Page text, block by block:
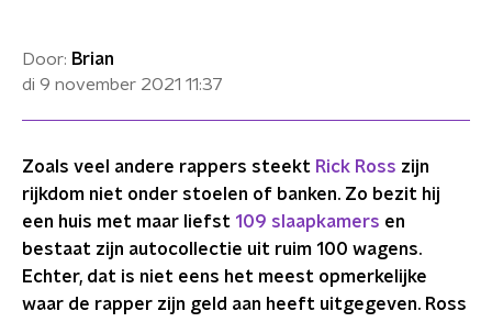
Door: Brian
di 9 november 2021 11:37
Zoals veel andere rappers steekt Rick Ross zijn
rijkdom niet onder stoelen of banken. Zo bezit hij
een huis met maar liefst 109 slaapkamers en
bestaat zijn autocollectie uit ruim 100 wagens.
Echter, dat is niet eens het meest opmerkelijke
waar de rapper zijn geld aan heeft uitgegeven. Ross